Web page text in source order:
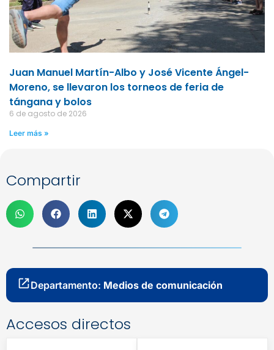
Juan Manuel Martín-Albo y José Vicente Ángel-
Moreno, se llevaron los torneos de feria de
tángana y bolos
6 de agosto de 2026
Leer más »
Compartir
Departamento: Medios de comunicación
Accesos directos